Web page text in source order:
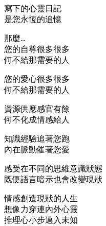
寫下的心靈日記
是您永恆的追憶
那麼…
您的自尊很多很多
何不給那需要的人
您的愛心很多很多
何不給那需要的人
資源供應感官有餘
何不化成情感給人
知識經驗追著您跑
內在脈動催著您愛
感受在不同的思維意識狀態
既便語言暗示也會改變現狀
情感創造現狀的人生
想像力穿連內外心靈
推理心小步邁入未知